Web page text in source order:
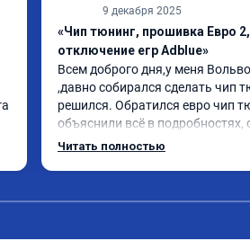
9 декабря 2025
«Чип тюнинг, прошивка Евро 2,
отключение егр Adblue»
Всем доброго дня,у меня
,давно собирался сделать чип
решился. Обратился евро чип
объяснили всё в
сумму записали. Приехал в
Читать полностью